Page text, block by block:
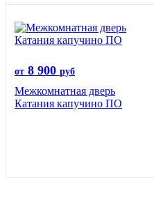
от 8 900 руб
Межкомнатная дверь
Катания капучино ПО